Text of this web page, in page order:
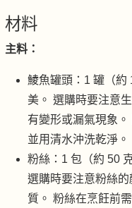
材料
主料：
鯪魚罐頭：1 罐（約
美。 選購時要注意
有變形或漏氣現象
並用清水沖洗乾淨。
粉絲：1 包（約 50
選購時要注意粉絲
質。 粉絲在烹飪前